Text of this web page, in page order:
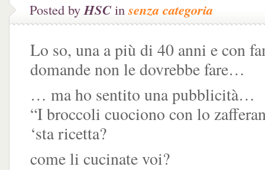
Posted byHSCinsenza categoria
Lo so, una a più di 40 anni e con
domande non le dovrebbe fare…
… ma ho sentito una pubblicità…
“I broccoli cuociono con lo
‘sta ricetta?
come li cucinate voi?